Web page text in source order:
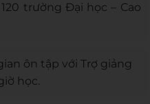
trường Đại học – Cao
ôn tập với Trợ giảng
học.